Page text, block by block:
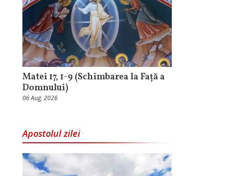
Matei 17, 1-9 (Schimbarea la Față a
Domnului)
06 Aug, 2026
Apostolul zilei